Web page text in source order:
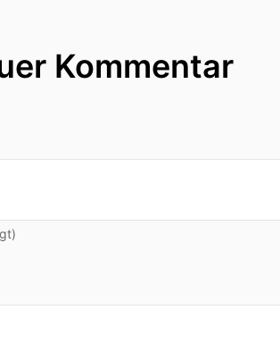
Kommentar